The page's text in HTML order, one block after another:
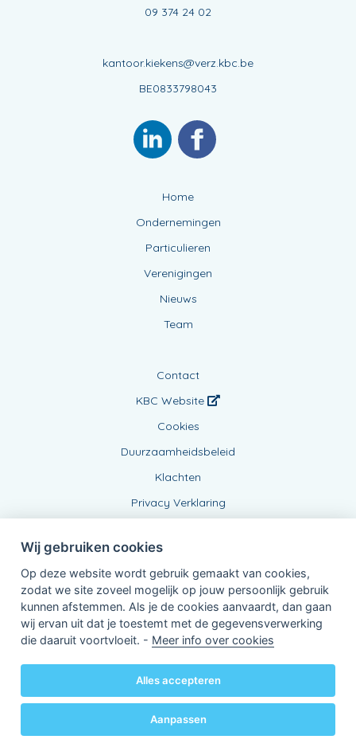
09 374 24 02
kantoor.kiekens@verz.kbc.be
BE0833798043
Home
Ondernemingen
Particulieren
Verenigingen
Nieuws
Team
Contact
KBC Website
Cookies
Duurzaamheidsbeleid
Klachten
Privacy Verklaring
Verbonden Agent, BE0833798043
van KBC Verzekeringen nv
3000 Leuven - Belgie
BTW BE 0403.552.563 - RPR Leuven
Powered byKBC-Agent(versie 3.21.0)
© 2026 alle rechten voorbehouden
Wij gebruiken cookies
Op deze website wordt gebruik gemaakt van cookies,
zodat we site zoveel mogelijk op jouw persoonlijk gebruik
kunnen afstemmen. Als je de cookies aanvaardt, dan gaan
wij ervan uit dat je toestemt met de gegevensverwerking
die daaruit voortvloeit. - Meer info over cookies
Alles accepteren
Aanpassen